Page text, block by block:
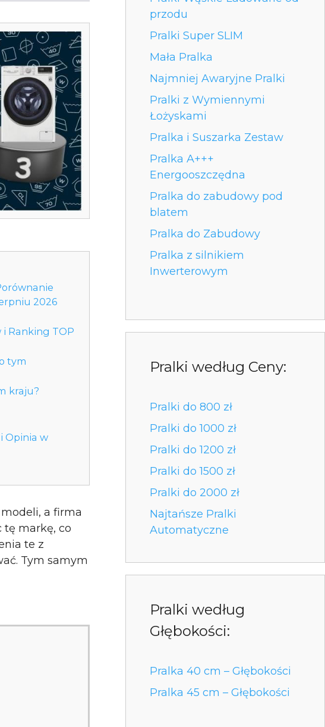
2026
Ranking TOP
tym
kraju?
Opinia w
a firma
tę markę, co
te z
Tym samym
przodu
Pralki Super SLIM
Mała Pralka
Najmniej Awaryjne Pralki
Pralki z Wymiennymi
Łożyskami
Pralka i Suszarka Zestaw
Pralka A+++
Energooszczędna
Pralka do zabudowy pod
blatem
Pralka do Zabudowy
Pralka z silnikiem
Inwerterowym
Pralki według Ceny:
Pralki do 800 zł
Pralki do 1000 zł
Pralki do 1200 zł
Pralki do 1500 zł
Pralki do 2000 zł
Najtańsze Pralki
Automatyczne
Pralki według
Głębokości:
Pralka 40 cm – Głębokości
Pralka 45 cm – Głębokości